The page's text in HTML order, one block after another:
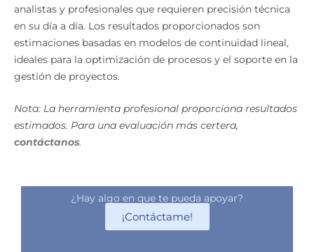
analistas y profesionales que requieren precisión técnica
en su día a día. Los resultados proporcionados son
estimaciones basadas en modelos de continuidad lineal,
ideales para la optimización de procesos y el soporte en la
gestión de proyectos.
Nota: La herramienta profesional proporciona resultados
estimados. Para una evaluación más certera,
contáctanos.
¿Hay algo en que te pueda apoyar?
¡Contáctame!